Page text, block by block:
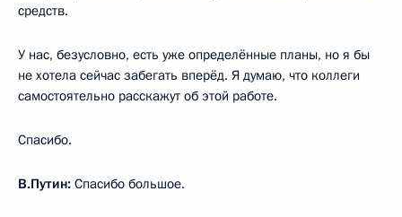
средств.
У нас, безусловно, есть уже определённые планы, но я бы
не хотела сейчас забегать вперёд. Я думаю, что коллеги
самостоятельно расскажут об этой работе.
Спасибо.
В.Путин: Спасибо большое.